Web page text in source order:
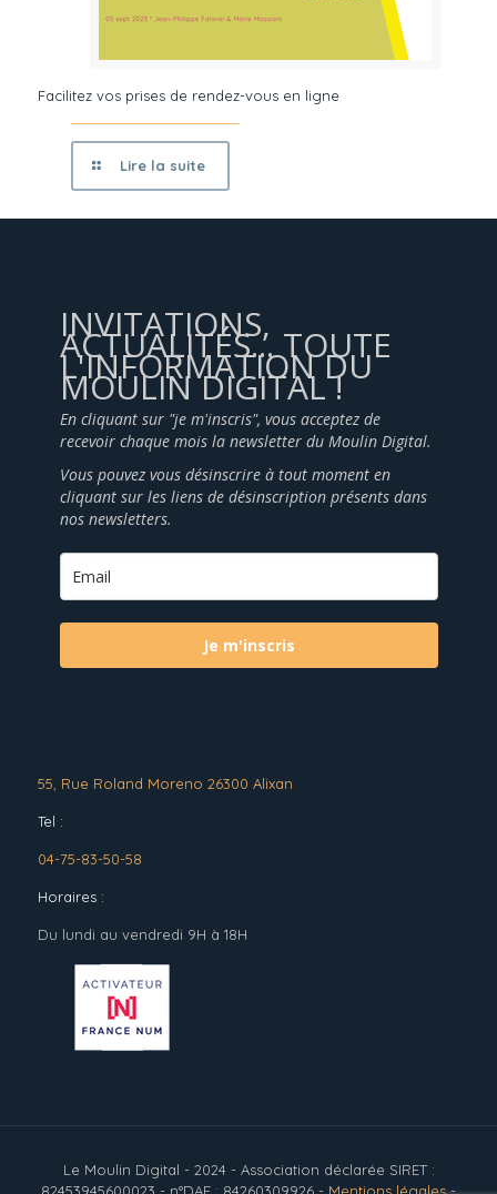
Facilitez vos prises de rendez-vous en ligne
Lire la suite
INVITATIONS,
ACTUALITÉS... TOUTE
L'INFORMATION DU
MOULIN DIGITAL !
En cliquant sur "je m'inscris", vous acceptez de
recevoir chaque mois la newsletter du Moulin Digital.
Vous pouvez vous désinscrire à tout moment en
cliquant sur les liens de désinscription présents dans
nos newsletters.
Je m'inscris
55, Rue Roland Moreno 26300 Alixan
Tel :
04-75-83-50-58
Horaires :
Du lundi au vendredi 9H à 18H
Le Moulin Digital - 2024 - Association déclarée SIRET :